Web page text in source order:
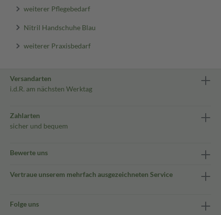
weiterer Pflegebedarf
Nitril Handschuhe Blau
weiterer Praxisbedarf
Versandarten
i.d.R. am nächsten Werktag
Zahlarten
sicher und bequem
Bewerte uns
Vertraue unserem mehrfach ausgezeichneten Service
Folge uns